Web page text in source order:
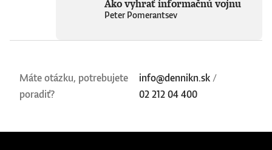
Ako vyhrať informačnú vojnu
Peter Pomerantsev
Máte otázku, potrebujete
poradiť?
info@dennikn.sk /
02 212 04 400